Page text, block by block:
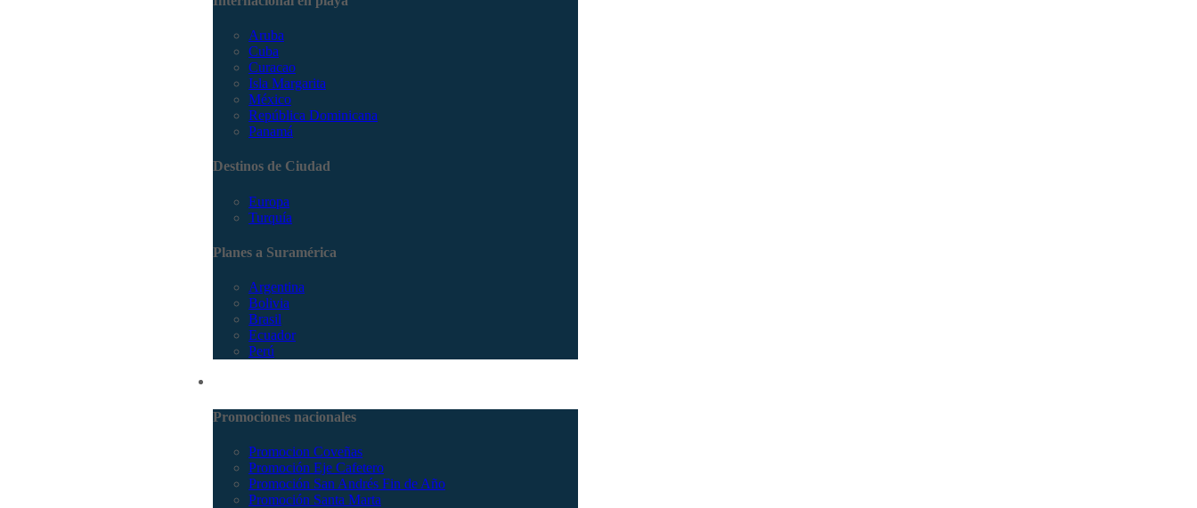
Aruba
Cuba
Curacao
Isla Margarita
México
República Dominicana
Panamá
Destinos de Ciudad
Europa
Turquía
Planes a Suramérica
Argentina
Bolivia
Brasil
Ecuador
Perú
Promociones nacionales
Promocion Coveñas
Promoción Eje Cafetero
Promoción San Andrés Fin de Año
Promoción Santa Marta